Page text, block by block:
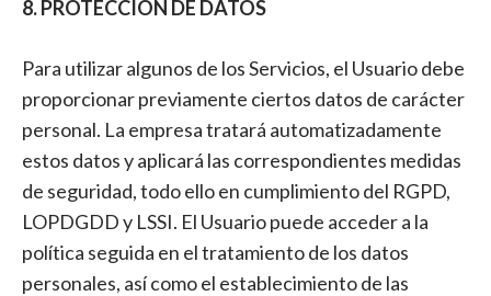
8. PROTECCIÓN DE DATOS
Para utilizar algunos de los Servicios, el Usuario debe
proporcionar previamente ciertos datos de carácter
personal. La empresa tratará automatizadamente
estos datos y aplicará las correspondientes medidas
de seguridad, todo ello en cumplimiento del RGPD,
LOPDGDD y LSSI. El Usuario puede acceder a la
política seguida en el tratamiento de los datos
personales, así como el establecimiento de las